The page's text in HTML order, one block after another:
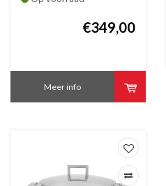
€349,00
Meer info